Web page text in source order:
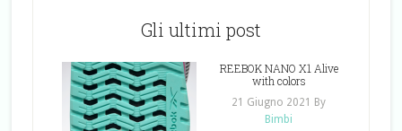
Gli ultimi post
REEBOK NANO X1 Alive
with colors
21 Giugno 2021 By
Bimbi